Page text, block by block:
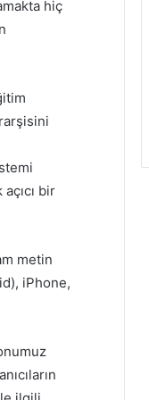
hiç
bir
metin
iPhone,